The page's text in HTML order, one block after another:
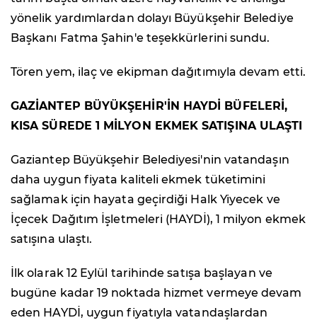
yönelik yardımlardan dolayı Büyükşehir Belediye
Başkanı Fatma Şahin'e teşekkürlerini sundu.
Tören yem, ilaç ve ekipman dağıtımıyla devam etti.
GAZİANTEP BÜYÜKŞEHİR'İN HAYDİ BÜFELERİ,
KISA SÜREDE 1 MİLYON EKMEK SATIŞINA ULAŞTI
Gaziantep Büyükşehir Belediyesi'nin vatandaşın
daha uygun fiyata kaliteli ekmek tüketimini
sağlamak için hayata geçirdiği Halk Yiyecek ve
İçecek Dağıtım İşletmeleri (HAYDİ), 1 milyon ekmek
satışına ulaştı.
İlk olarak 12 Eylül tarihinde satışa başlayan ve
bugüne kadar 19 noktada hizmet vermeye devam
eden HAYDİ, uygun fiyatıyla vatandaşlardan